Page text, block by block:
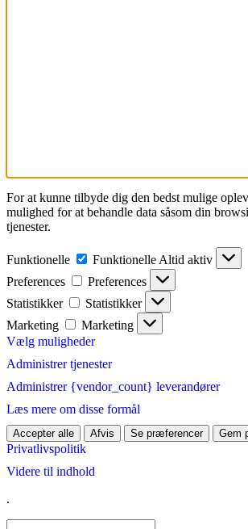
For at kunne tilbyde dig den bedst mulige
mulighed for at behandle data såsom din
tjenester.
Funktionelle Funktionelle Altid aktiv
Preferences
Preferences
Statistikker
Statistikker
Marketing
Marketing
Vælg muligheder
Administrer tjenester
Administrer {vendor_count} leverandører
Læs mere om disse formål
Accepter alle Afvis Se præferencer Gem
Privatlivspolitik
Videre til indhold
.